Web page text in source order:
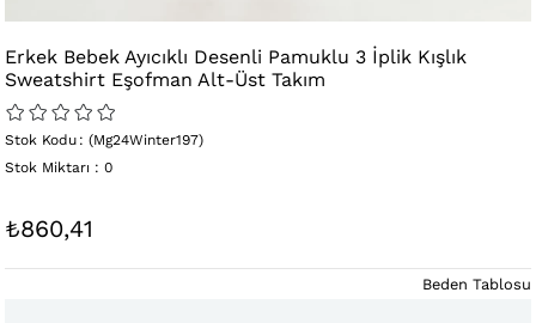
Erkek Bebek Ayıcıklı Desenli Pamuklu 3 İplik Kışlık
Sweatshirt Eşofman Alt-Üst Takım
(Mg24Winter197)
Stok Kodu
Stok Miktarı : 0
₺860,41
Beden Tablosu